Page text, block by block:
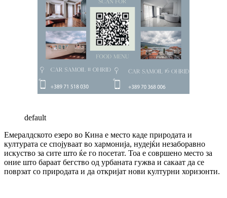
default
Емералдското езеро во Кина е место каде природата и
културата се спојуваат во хармонија, нудејќи незаборавно
искуство за сите што ќе го посетат. Тоа е совршено место за
оние што бараат бегство од урбаната гужва и сакаат да се
поврзат со природата и да откријат нови културни хоризонти.